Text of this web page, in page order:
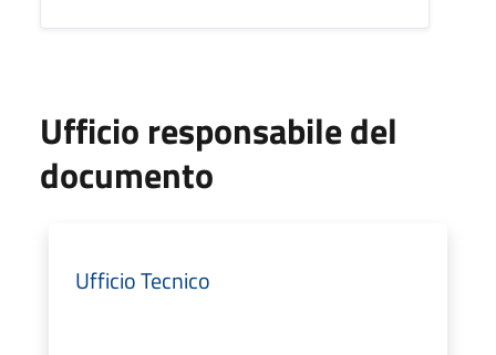
Ufficio responsabile del
documento
Ufficio Tecnico